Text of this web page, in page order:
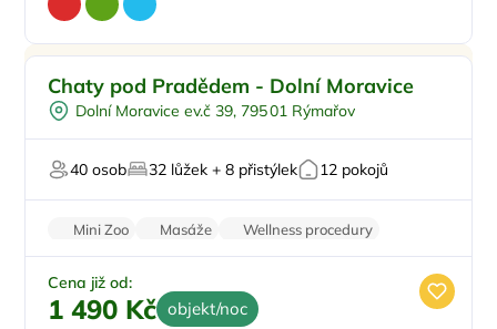
Pro skupiny
Polopenze
Sauna
Chaty pod Pradědem - Dolní Moravice
Dolní Moravice ev.č 39, 795 01 Rýmařov
40 osob 32 lůžek + 8 přistýlek 12 pokojů
Mini Zoo Masáže
Wellness procedury
Svatby
Firemní akce/teambuilding
Cena již od:
1 490 Kč objekt/noc